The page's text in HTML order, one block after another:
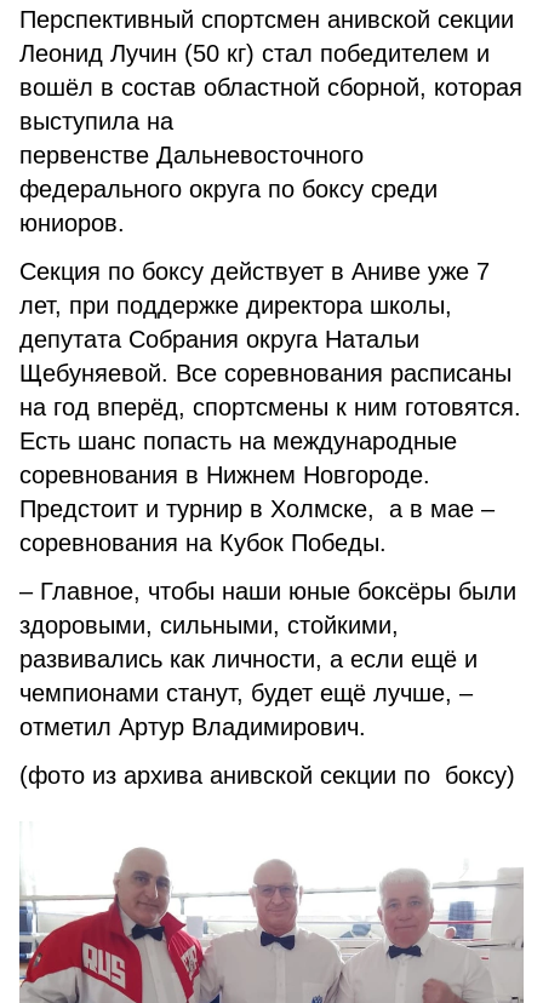
Перспективный спортсмен анивской секции
Леонид Лучин (50 кг) стал победителем и
вошёл в состав областной сборной, которая
выступила на
первенстве Дальневосточного
федерального округа по боксу среди
юниоров.
Секция по боксу действует в Аниве уже 7
лет, при поддержке директора школы,
депутата Собрания округа Натальи
Щебуняевой. Все соревнования расписаны
на год вперёд, спортсмены к ним готовятся.
Есть шанс попасть на международные
соревнования в Нижнем Новгороде.
Предстоит и турнир в Холмске, а в мае –
соревнования на Кубок Победы.
– Главное, чтобы наши юные боксёры были
здоровыми, сильными, стойкими,
развивались как личности, а если ещё и
чемпионами станут, будет ещё лучше, –
отметил Артур Владимирович.
(фото из архива анивской секции по боксу)